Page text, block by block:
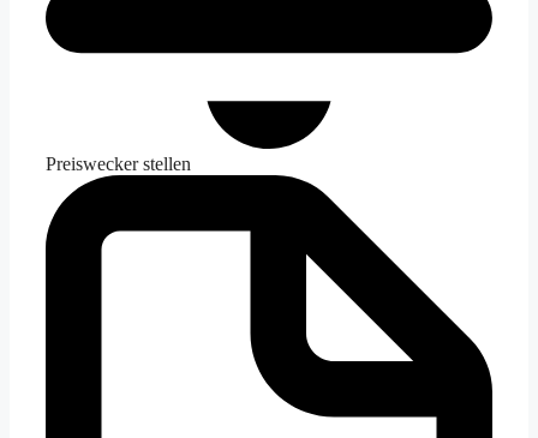
Preiswecker stellen